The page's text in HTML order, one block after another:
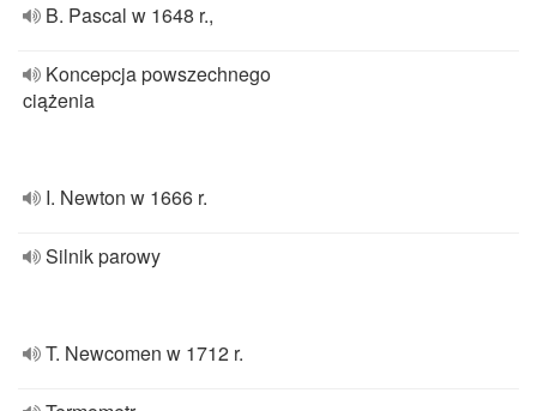
B. Pascal w 1648 r.,
Koncepcja powszechnego
ciążenia
I. Newton w 1666 r.
Silnik parowy
T. Newcomen w 1712 r.